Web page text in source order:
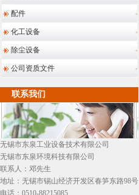
配件
化工设备
除尘设备
公司资质文件
联系我们
无锡市东泉工业设备技术有限公司
无锡市东泉环境科技有限公司
联系人：邓先生
地址：无锡市锡山经济开发区春笋东路98号
电话：0510-88215085